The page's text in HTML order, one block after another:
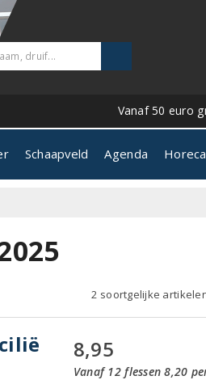
Vanaf 50 euro
Schaapveld Agenda Horeca
2 soortgelijke
8,95
Vanaf 12 flessen 8,20